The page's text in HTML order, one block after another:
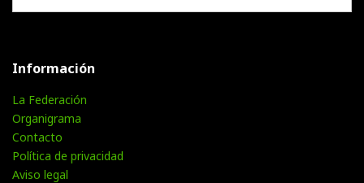
Información
La Federación
Organigrama
Contacto
Política de privacidad
Aviso legal